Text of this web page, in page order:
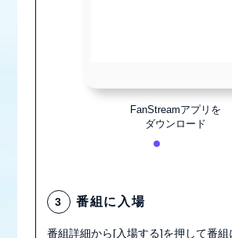
FanStreamアプリを
ダウンロード
3 番組に入場
番組詳細から[入場する]を押して番組